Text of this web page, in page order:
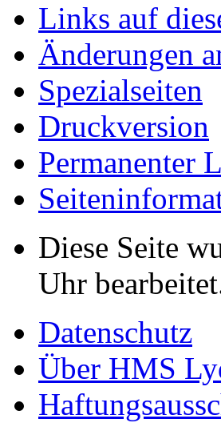
Links auf
Änderungen
Spezialseiten
Druckversion
Permanenter
Diese Seite
Uhr
Datenschutz
Über HMS